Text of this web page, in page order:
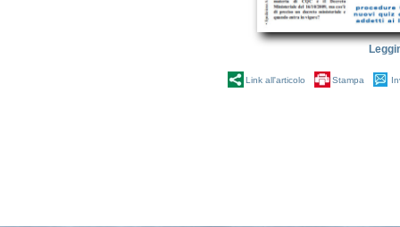
Link all'articolo Stampa